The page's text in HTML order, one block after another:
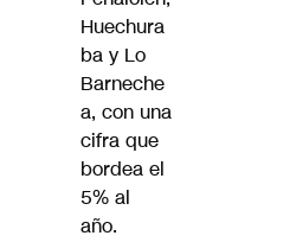
Huechura
ba y Lo
Barneche
a, con una
cifra que
bordea el
5% al
año.